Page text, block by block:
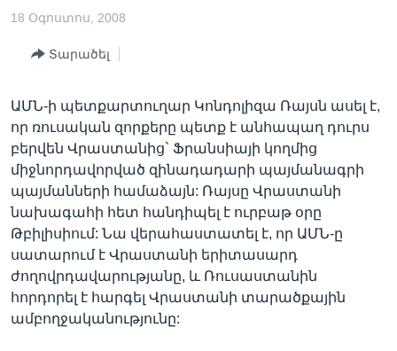
ՖԻԼՄԵՐ
ՄԵՐ ՄԱՍԻՆ
ԿԱՊ ՄԵԶ ՀԵՏ
ՀԵՏԵՒԵՔ ՄԵԶ
Լեզուներ
18 Օգոստոս, 2008
Տարածել
ԱՄՆ-ի պետքարտուղար Կոնդոլիզա Ռայսն ասել է,
որ ռուսական զորքերը պետք է անհապաղ դուրս
բերվեն Վրաստանից` Ֆրանսիայի կողմից
միջնորդավորված զինադադարի պայմանագրի
պայմանների համաձայն: Ռայսը Վրաստանի
նախագահի հետ հանդիպել է ուրբաթ օրը
Թբիլիսիում: Նա վերահաստատել է, որ ԱՄՆ-ը
սատարում է Վրաստանի երիտասարդ
ժողովրդավարությանը, և Ռուսաստանին
հորդորել է հարգել Վրաստանի տարածքային
ամբողջականությունը: